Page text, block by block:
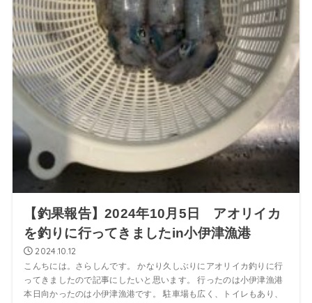
【釣果報告】2024年10月5日 アオリイカ
を釣りに行ってきましたin小伊津漁港
2024.10.12
こんちには。さらしんです。 かなり久しぶりにアオリイカ釣りに行
ってきましたので記事にしたいと思います。 行ったのは小伊津漁港
本日向かったのは小伊津漁港です。 駐車場も広く、トイレもあり、